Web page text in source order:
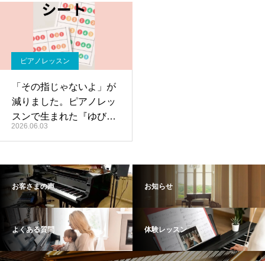
ピアノレッスン
「その指じゃないよ」が
減りました。ピアノレッ
スンで生まれた『ゆびボ
タン』教材のお話
2026.06.03
お客さまの声 お知らせ
よくある質問 体験レッスン